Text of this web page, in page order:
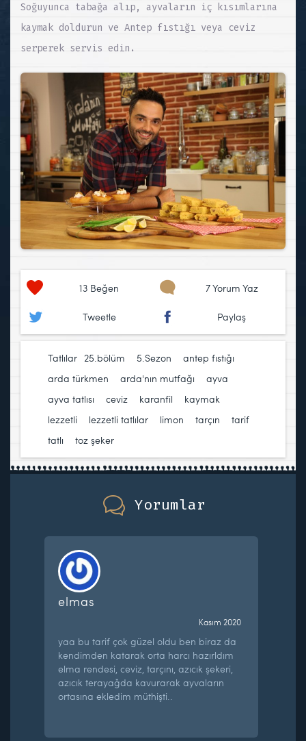
Soğuyunca tabağa alıp, ayvaların iç kısımlarına
kaymak doldurun ve Antep fıstığı veya ceviz
serperek servis edin.
13 Beğen 7 Yorum Yaz
Tweetle Paylaş
Tatlılar 25.bölüm 5.Sezon antep fıstığı
arda türkmen
arda'nın mutfağı ayva
ayva tatlısı
ceviz karanfil kaymak
lezzetli
lezzetli tatlılar limon tarçın tarif
tatlı
toz şeker
Yorumlar
elmas
Kasım 2020
yaa bu tarif çok güzel oldu ben biraz da
kendimden katarak orta harcı hazırldım
elma rendesi, ceviz, tarçını, azıcık şekeri,
azıcık terayağda kavurarak ayvaların
ortasına ekledim müthişti..